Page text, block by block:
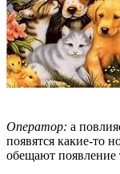
Оператор: а
появятся какие-то
обещают появление